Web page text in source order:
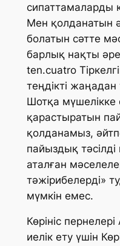
сипаттамаларды
Мен қолданатын
болатын сәтте
барлық нақты
ten.cuatro
теңдікті жаңадан
Шотқа мүшелікке
қарастыратын
қолданамыз,
пайыздық
аталған
тәжірибелерді»
мүмкін емес.
Көрініс
иелік ету үшін